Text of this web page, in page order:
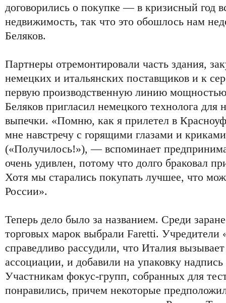
договорились о покупке — в кризисный год
недвижимость, так что это обошлось нам
Беляков.
Партнеры отремонтировали часть здания,
немецких и итальянских поставщиков и к
первую производственную линию
Беляков пригласил немецкого технолога для
выпечки. «Помню, как я прилетел в
мне навстречу с горящими глазами и
(«Получилось!»), — вспоминает
очень удивлен, потому что долго браковал
Хотя мы старались покупать лучшее, что
России».
Теперь дело было за названием. Среди
торговых марок выбрали Faretti. Учредители
справедливо рассудили, что Италия
ассоциации, и добавили на упаковку
Участникам фокус-групп, собранных для
понравились, причем некоторые